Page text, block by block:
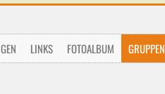
LINKS FOTOALBUM GRUPPEN